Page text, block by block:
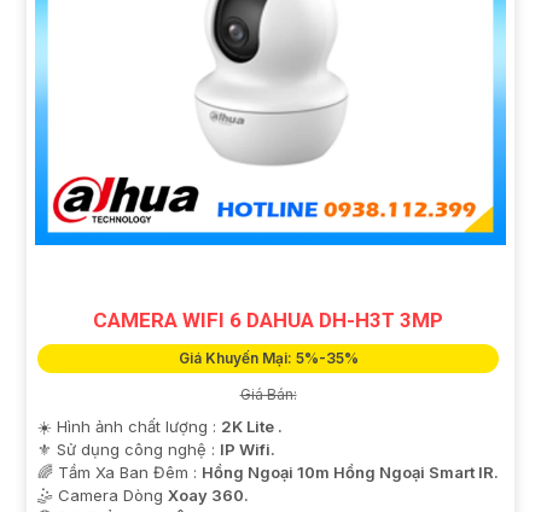
CAMERA WIFI 6 DAHUA DH-H3T 3MP
Giá Khuyến Mại: 5%-35%
Giá Bán:
☀️ Hình ảnh chất lượng : 2K Lite .
⚜️ Sử dụng công nghệ : IP Wifi.
🌈 Tầm Xa Ban Đêm : Hồng Ngoại 10m Hồng Ngoại Smart IR.
🤹 Camera Dòng Xoay 360.